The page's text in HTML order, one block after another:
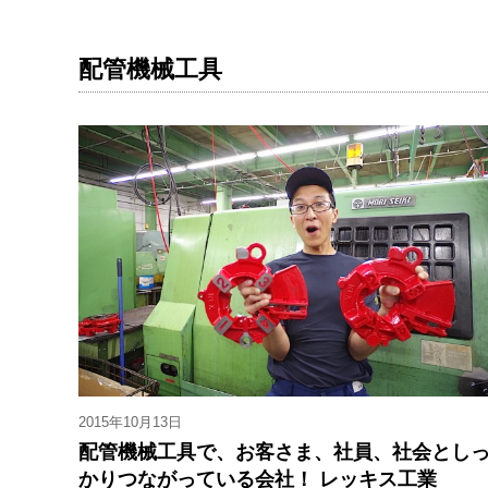
配管機械工具
2015年10月13日
配管機械工具で、お客さま、社員、社会とし
かりつながっている会社！ レッキス工業